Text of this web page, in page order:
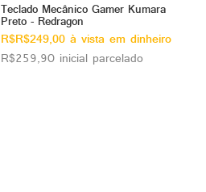
Teclado Mecânico Gamer Kumara
Preto - Redragon
R$R$249,00 à vista em dinheiro
R$259,90 inicial parcelado